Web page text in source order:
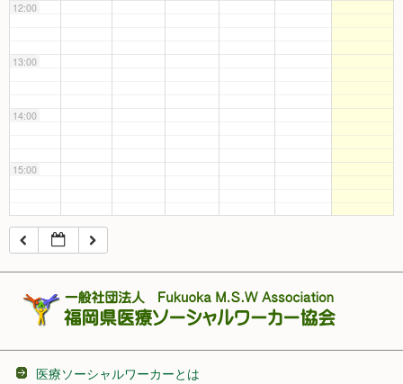
12:00
13:00
14:00
15:00
16:00
医療ソーシャルワーカーとは